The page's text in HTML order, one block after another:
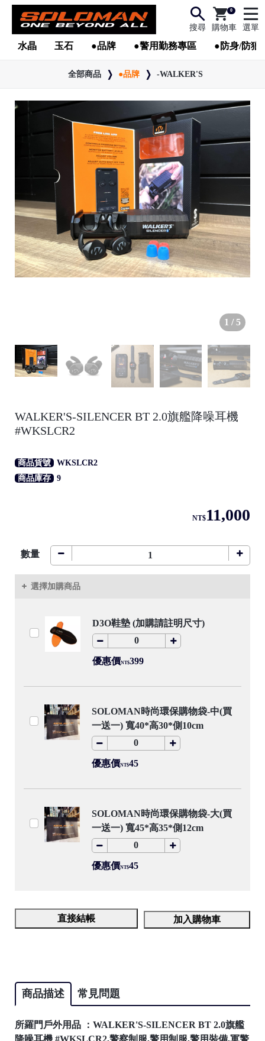
0
購物車
搜尋 選單
水晶 玉石 ●品牌 ●警用勤務專區 ●防身/防狼
全部商品 ●品牌 -WALKER'S
1 /5
WALKER'S-SILENCER BT 2.0旗艦降噪耳機
#WKSLCR2
商品貨號
WKSLCR2
商品庫存
9
NT$11,000
數量
選擇加購商品
D3O鞋墊 (加購請註明尺寸)
優惠價NT$399
SOLOMAN時尚環保購物袋-中(買
一送一) 寬40*高30*側10cm
優惠價NT$45
SOLOMAN時尚環保購物袋-大(買
一送一) 寬45*高35*側12cm
優惠價NT$45
直接結帳 加入購物車
商品描述 常見問題
所羅門戶外用品 ：WALKER'S-SILENCER BT 2.0旗艦
降噪耳機 #WKSLCR2,警察制服,警用制服,警用裝備,軍警